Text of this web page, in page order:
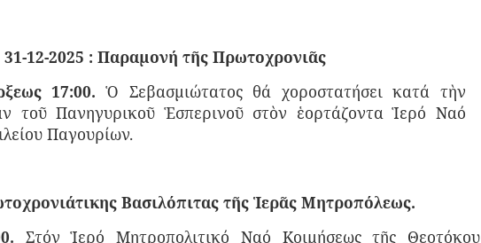
12-2025 : Παραμονή τῆς Πρωτοχρονιᾶς
17:00. Ὁ Σεβασμιώτατος θά χοροστατήσει κατά τὴν
τοῦ Πανηγυρικοῦ Ἑσπερινοῦ στὸν ἑορτάζοντα Ἱερό Ναό
Παγουρίων.
Βασιλόπιτας τῆς Ἱερᾶς Μητροπόλεως.
Στόν Ἱερό Μητροπολιτικό Ναό Κοιμήσεως τῆς Θεοτόκου